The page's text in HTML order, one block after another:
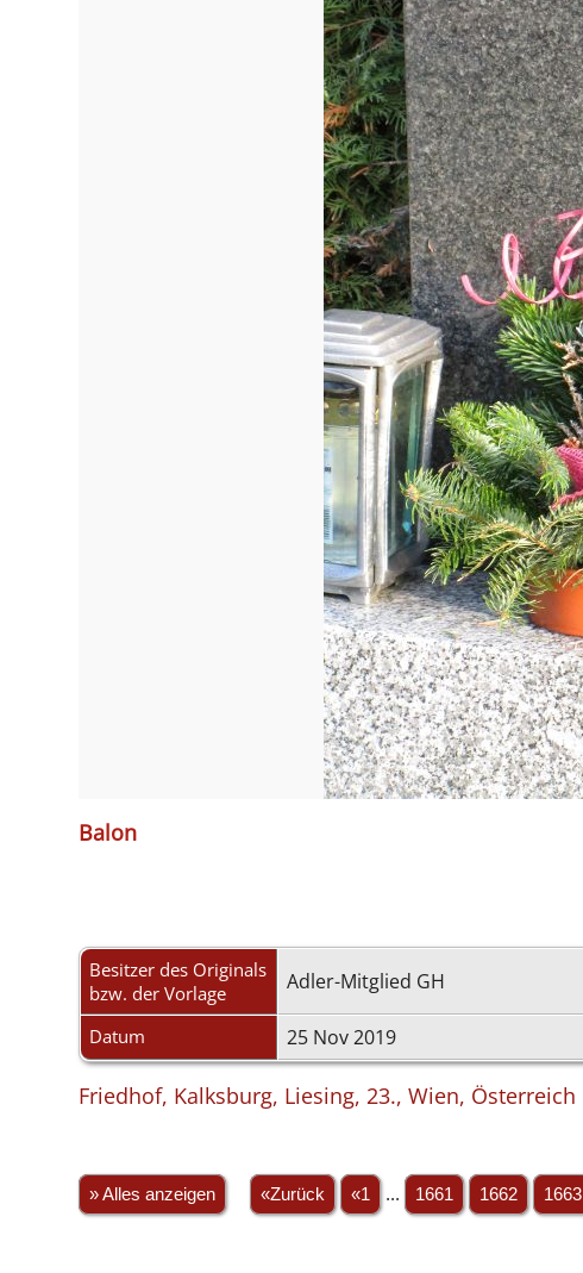
Balon
Besitzer des Originals
bzw. der Vorlage
Adler-Mitglied GH
Datum 25 Nov 2019
Friedhof, Kalksburg, Liesing, 23., Wien, Österreich
» Alles anzeigen «Zurück «1 ... 1661 1662 1663